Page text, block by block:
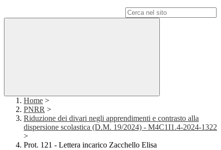
Home >
PNRR >
Riduzione dei divari negli apprendimenti e contrasto alla
dispersione scolastica (D.M. 19/2024) - M4C1I1.4-2024-1322
>
Prot. 121 - Lettera incarico Zacchello Elisa